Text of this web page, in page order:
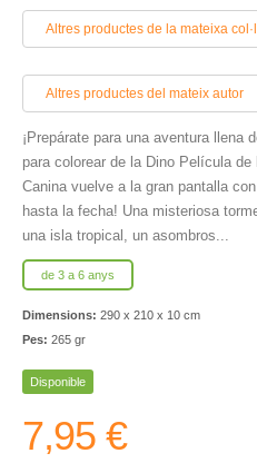
Altres productes de la mateixa
Altres productes del mateix autor
¡Prepárate para una aventura llena
para colorear de la Dino Película
Canina vuelve a la gran pantalla
hasta la fecha! Una misteriosa
una isla tropical, un asombros...
de 3 a 6 anys
Dimensions: 290 x 210 x 10 cm
Pes: 265 gr
Disponible
7,95 €